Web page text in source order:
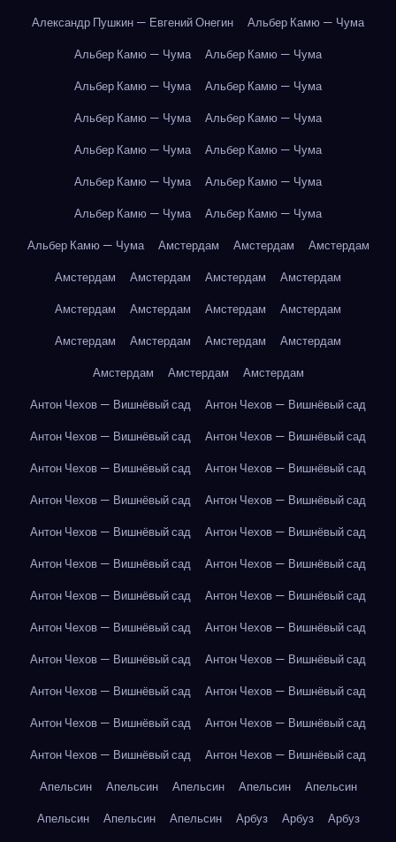
Александр Пушкин — Евгений Онегин
Альбер Камю — Чума
Альбер Камю — Чума
Альбер Камю — Чума
Альбер Камю — Чума
Альбер Камю — Чума
Альбер Камю — Чума
Альбер Камю — Чума
Альбер Камю — Чума
Альбер Камю — Чума
Альбер Камю — Чума
Альбер Камю — Чума
Альбер Камю — Чума
Альбер Камю — Чума
Альбер Камю — Чума
Амстердам Амстердам
Амстердам
Амстердам
Амстердам Амстердам
Амстердам
Амстердам
Амстердам Амстердам
Амстердам
Амстердам
Амстердам Амстердам
Амстердам
Амстердам
Амстердам
Амстердам
Антон Чехов — Вишнёвый сад
Антон Чехов — Вишнёвый сад
Антон Чехов — Вишнёвый сад
Антон Чехов — Вишнёвый сад
Антон Чехов — Вишнёвый сад
Антон Чехов — Вишнёвый сад
Антон Чехов — Вишнёвый сад
Антон Чехов — Вишнёвый сад
Антон Чехов — Вишнёвый сад
Антон Чехов — Вишнёвый сад
Антон Чехов — Вишнёвый сад
Антон Чехов — Вишнёвый сад
Антон Чехов — Вишнёвый сад
Антон Чехов — Вишнёвый сад
Антон Чехов — Вишнёвый сад
Антон Чехов — Вишнёвый сад
Антон Чехов — Вишнёвый сад
Антон Чехов — Вишнёвый сад
Антон Чехов — Вишнёвый сад
Антон Чехов — Вишнёвый сад
Антон Чехов — Вишнёвый сад
Антон Чехов — Вишнёвый сад
Антон Чехов — Вишнёвый сад
Антон Чехов — Вишнёвый сад
Апельсин
Апельсин Апельсин Апельсин
Апельсин
Апельсин
Апельсин Апельсин Арбуз Арбуз
Арбуз